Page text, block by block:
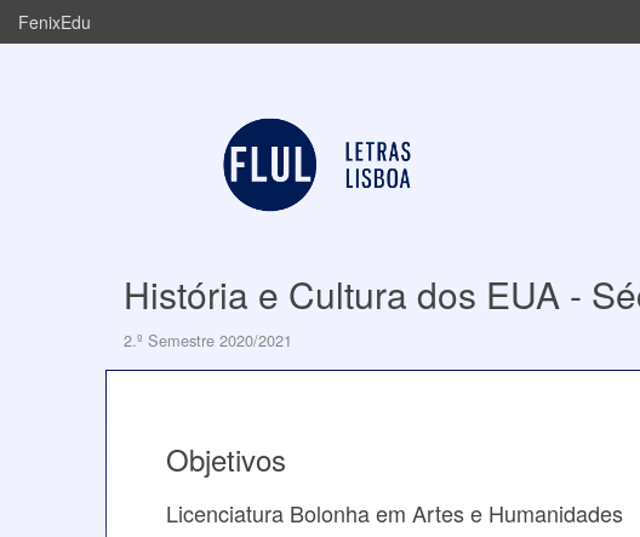
FenixEdu
História e Cultura dos EUA -
2.º Semestre 2020/2021
Objetivos
Licenciatura Bolonha em Artes e Humanidades